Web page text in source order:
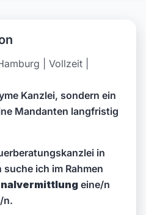
| Vollzeit |
Kanzlei, sondern ein
Mandanten langfristig
in
ich im Rahmen
eine/n
n.